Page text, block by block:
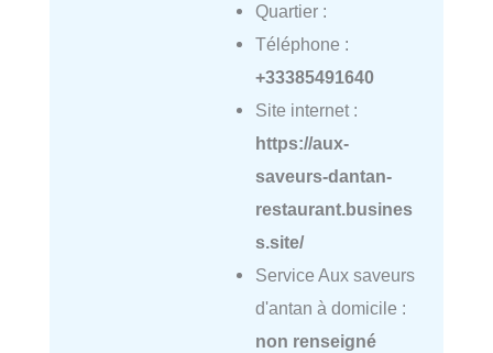
Quartier :
Téléphone :
+33385491640
Site internet :
https://aux-
saveurs-dantan-
restaurant.busines
s.site/
Service Aux saveurs
d'antan à domicile :
non renseigné